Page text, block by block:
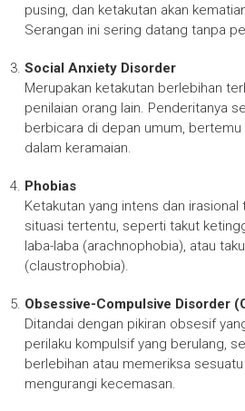
pusing, dan ketakutan akan
Serangan ini sering datang tanpa
Social Anxiety Disorder
Merupakan ketakutan berlebihan
penilaian orang lain. Penderitanya
berbicara di depan umum,
dalam keramaian.
Phobias
Ketakutan yang intens dan
situasi tertentu, seperti takut
laba-laba (arachnophobia), atau
(claustrophobia).
Obsessive-Compulsive Disorder
Ditandai dengan pikiran obsesif
perilaku kompulsif yang berulang,
berlebihan atau memeriksa
mengurangi kecemasan.